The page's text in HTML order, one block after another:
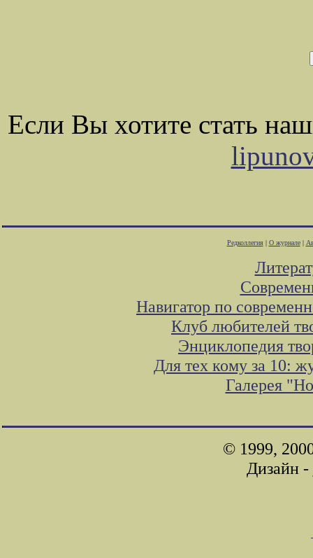
Если Вы хотите стать
Редколлегия| О журнале|
Навигатор по
Клуб любителей
Энциклопедия
Для тех кому за 10:
Галерея
© 1999,
Дизайн -